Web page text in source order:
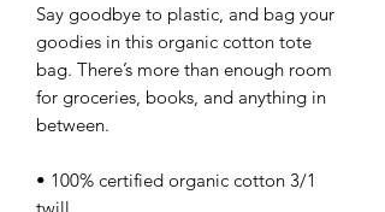
Say goodbye to plastic, and bag your
goodies in this organic cotton tote
bag. There’s more than enough room
for groceries, books, and anything in
between.
• 100% certified organic cotton 3/1